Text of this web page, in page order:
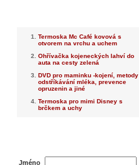
Termoska Mc Café kovová s
otvorem na vrchu a uchem
Ohřívačka kojeneckých lahví do
auta na cesty zelená
DVD pro maminku -kojení, metody
odstříkávání mléka, prevence
opruzenin a jiné
Termoska pro mimi Disney s
brčkem a uchy
Jméno